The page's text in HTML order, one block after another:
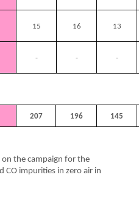
15 16 13
- - -
207 196 145
the campaign for the
CO impurities in zero air in